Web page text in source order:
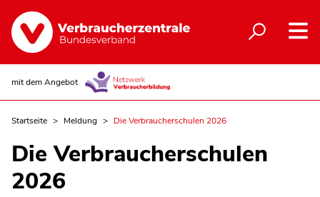
mit dem Angebot
Startseite Meldung Die Verbraucherschulen 2026
Die Verbraucherschulen
2026